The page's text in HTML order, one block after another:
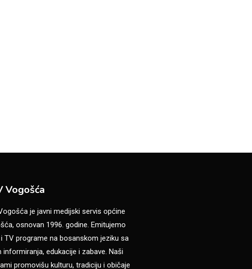
Vogošća
je javni medijski servis općine
osnovan 1996. godine. Emitujemo
TV programe na bosanskom jeziku sa
informiranja, edukacije i zabave. Naši
promovišu kulturu, tradiciju i običaje